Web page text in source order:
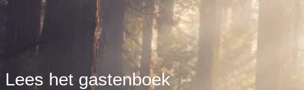
Lees het gastenboek